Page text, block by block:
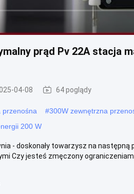
prąd Pv 22A stacja
04-08 64 poglądy
przenośna #300W zewnętrzna
200 W
- doskonały towarzysz na
Czy jesteś zmęczony ograniczeniami